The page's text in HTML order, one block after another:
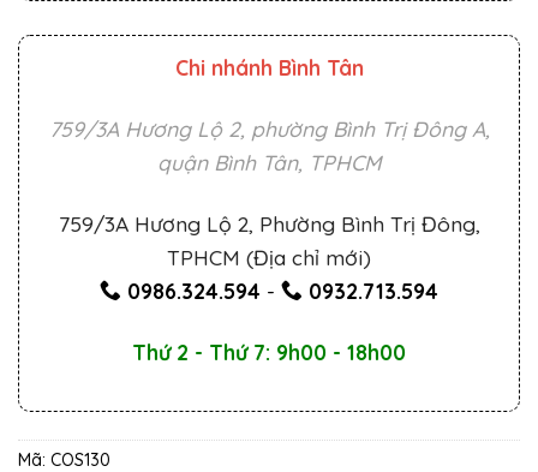
Chi nhánh Bình Tân
759/3A Hương Lộ 2, phường Bình Trị Đông A,
quận Bình Tân, TPHCM
759/3A Hương Lộ 2, Phường Bình Trị Đông,
TPHCM (Địa chỉ mới)
0986.324.594 - 0932.713.594
Thứ 2 - Thứ 7: 9h00 - 18h00
Mã: COS130